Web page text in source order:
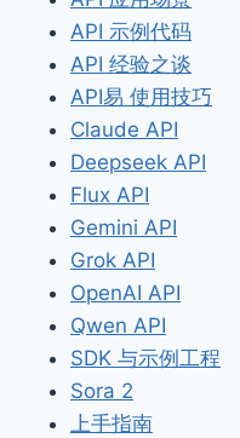
API 示例代码
API 经验之谈
API易 使用技巧
Claude API
Deepseek API
Flux API
Gemini API
Grok API
OpenAI API
Qwen API
SDK 与示例工程
Sora 2
上手指南